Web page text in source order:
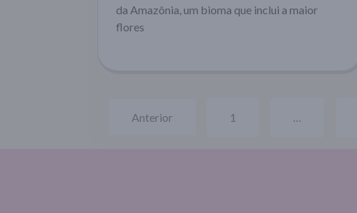
da Amazônia, um bioma que inclui a maior
flores
Anterior 1